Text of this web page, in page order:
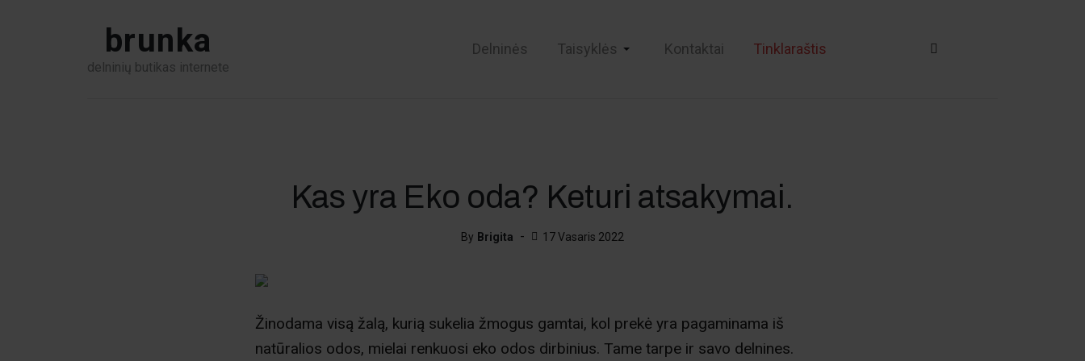
brunka
delninių butikas internete
Delninės Taisyklės Kontaktai Tinklaraštis
Kas yra Eko oda? Keturi atsakymai.
By Brigita 17 Vasaris 2022
Žinodama visą žalą, kurią sukelia žmogus gamtai, kol prekė yra pagaminama iš
natūralios odos, mielai renkuosi eko odos dirbinius. Tame tarpe ir savo delnines.